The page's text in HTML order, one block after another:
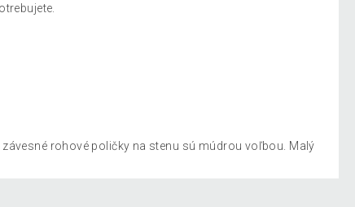
rohové poličky na stenu sú múdrou voľbou. Malý